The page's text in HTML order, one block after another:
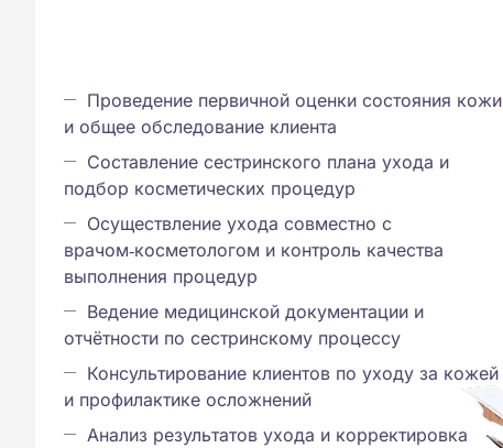
Проведение первичной оценки состояния кожи
и общее обследование клиента
Составление сестринского плана ухода и
подбор косметических процедур
Осуществление ухода совместно с
врачом‑косметологом и контроль качества
выполнения процедур
Ведение медицинской документации и
отчётности по сестринскому процессу
Консультирование клиентов по уходу за кожей
и профилактике осложнений
Анализ результатов ухода и корректировка